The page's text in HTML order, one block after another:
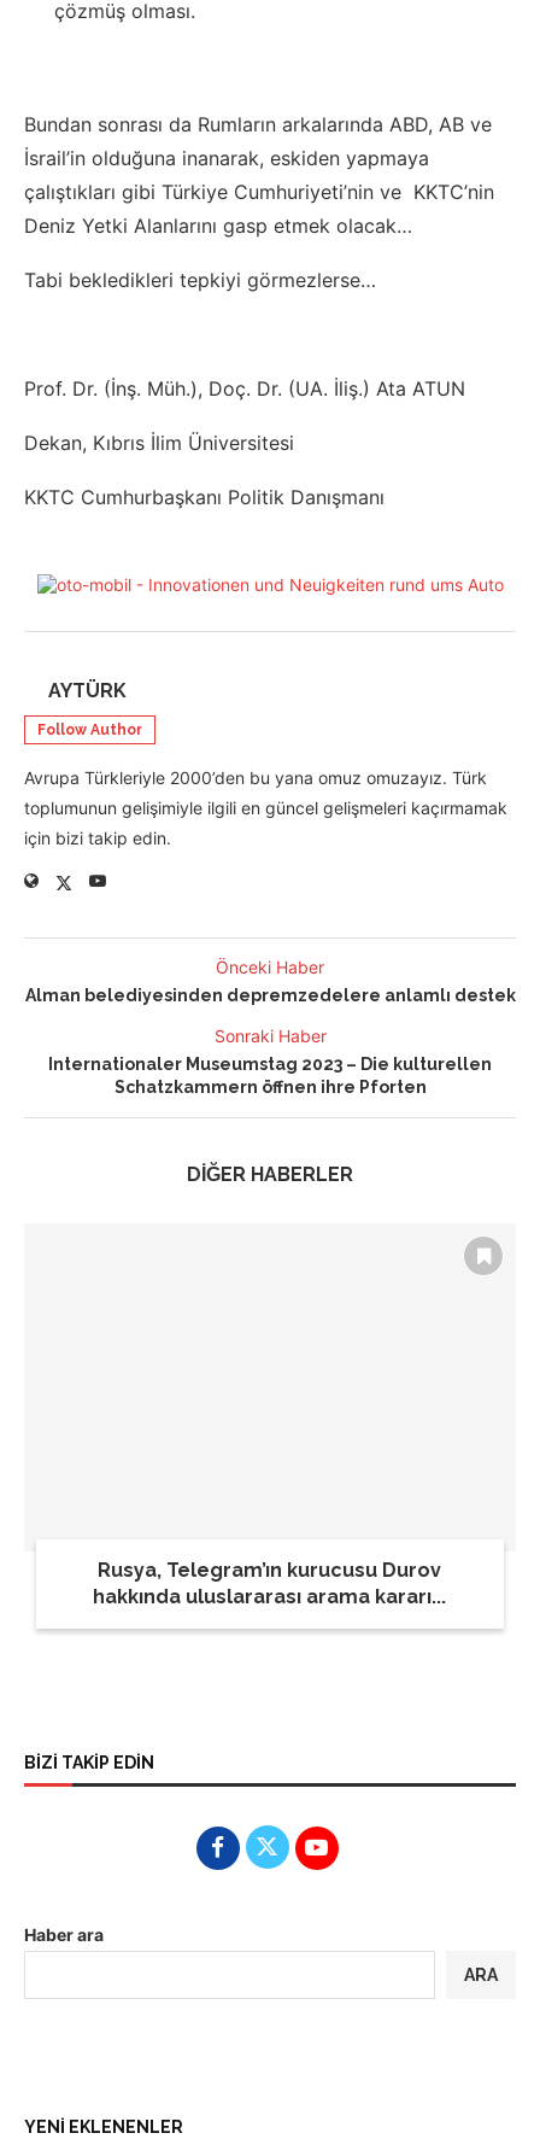
çözmüş olması.
Bundan sonrası da Rumların arkalarında ABD, AB ve
İsrail’in olduğuna inanarak, eskiden yapmaya
çalıştıkları gibi Türkiye Cumhuriyeti’nin ve KKTC’nin
Deniz Yetki Alanlarını gasp etmek olacak…
Tabi bekledikleri tepkiyi görmezlerse…
Prof. Dr. (İnş. Müh.), Doç. Dr. (UA. İliş.) Ata ATUN
Dekan, Kıbrıs İlim Üniversitesi
KKTC Cumhurbaşkanı Politik Danışmanı
AYTÜRK
Follow Author
Avrupa Türkleriyle 2000’den bu yana omuz omuzayız. Türk
toplumunun gelişimiyle ilgili en güncel gelişmeleri kaçırmamak
için bizi takip edin.
Önceki Haber
Alman belediyesinden depremzedelere anlamlı destek
Sonraki Haber
Internationaler Museumstag 2023 – Die kulturellen
Schatzkammern öffnen ihre Pforten
DİĞER HABERLER
Rusya, Telegram’ın kurucusu Durov
hakkında uluslararası arama kararı...
BİZİ TAKİP EDİN
Haber ara
ARA
YENİ EKLENENLER